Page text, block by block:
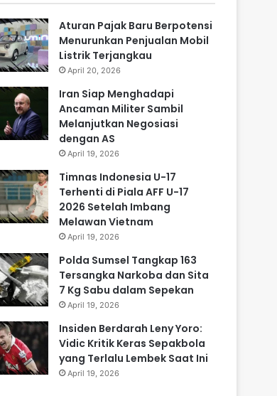
Aturan Pajak Baru Berpotensi
Menurunkan Penjualan Mobil
Listrik Terjangkau
April 20, 2026
Iran Siap Menghadapi
Ancaman Militer Sambil
Melanjutkan Negosiasi
dengan AS
April 19, 2026
Timnas Indonesia U-17
Terhenti di Piala AFF U-17
2026 Setelah Imbang
Melawan Vietnam
April 19, 2026
Polda Sumsel Tangkap 163
Tersangka Narkoba dan Sita
7 Kg Sabu dalam Sepekan
April 19, 2026
Insiden Berdarah Leny Yoro:
Vidic Kritik Keras Sepakbola
yang Terlalu Lembek Saat Ini
April 19, 2026